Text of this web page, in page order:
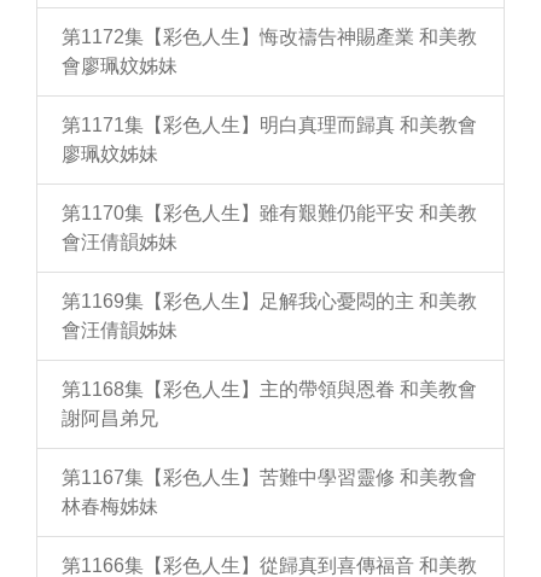
第1172集【彩色人生】悔改禱告神賜產業 和美教
會廖珮妏姊妹
第1171集【彩色人生】明白真理而歸真 和美教會
廖珮妏姊妹
第1170集【彩色人生】雖有艱難仍能平安 和美教
會汪倩韻姊妹
第1169集【彩色人生】足解我心憂悶的主 和美教
會汪倩韻姊妹
第1168集【彩色人生】主的帶領與恩眷 和美教會
謝阿昌弟兄
第1167集【彩色人生】苦難中學習靈修 和美教會
林春梅姊妹
第1166集【彩色人生】從歸真到喜傳福音 和美教